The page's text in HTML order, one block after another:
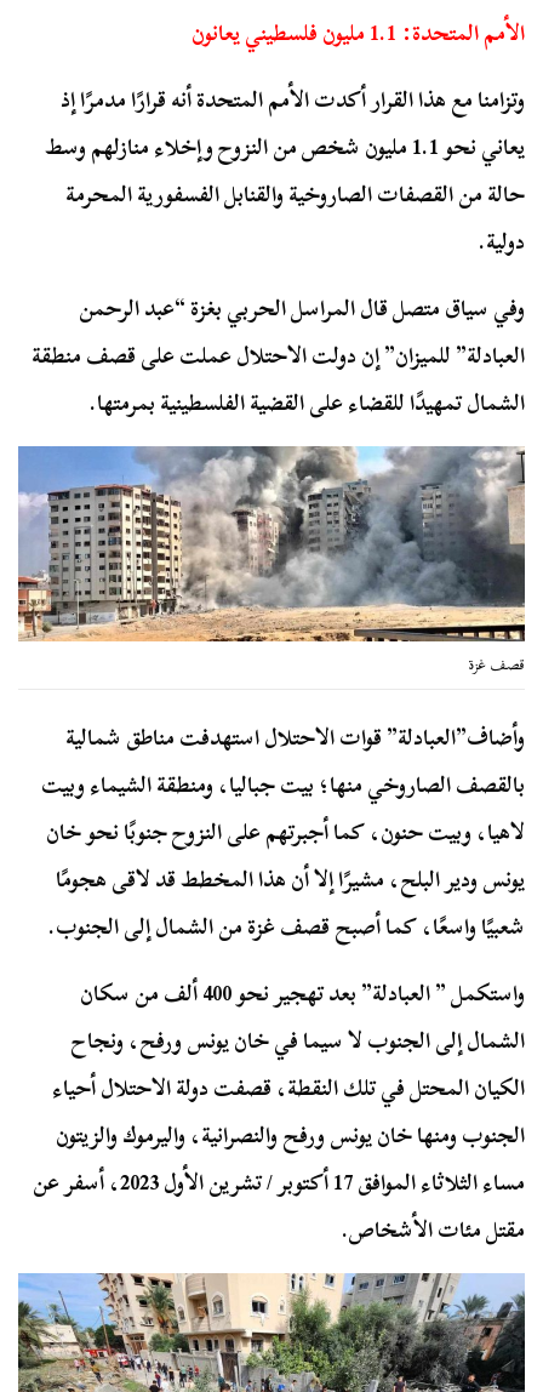
الأمم المتحدة: 1.1 مليون فلسطيني يعانون
وتزامنا مع هذا القرار أكدت الأمم المتحدة أنه قرارًا مدمرًا إذ
يعاني نحو 1.1 مليون شخص من النزوح وإخلاء منازلهم وسط
حالة من القصفات الصاروخية والقنابل الفسفورية المحرمة
دولية.
وفي سياق متصل قال المراسل الحربي بغزة “عبد الرحمن
العبادلة” للميزان” إن دولت الاحتلال عملت على قصف منطقة
الشمال تمهيدًا للقضاء على القضية الفلسطينية بمرمتها.
قصف غزة
وأضاف”العبادلة” قوات الاحتلال استهدفت مناطق شمالية
بالقصف الصاروخي منها؛ بيت جباليا، ومنطقة الشيماء وبيت
لاهيا، وبيت حنون، كما أجبرتهم على النزوح جنوبًا نحو خان
يونس ودير البلح، مشيرًا إلا أن هذا المخطط قد لاقى هجومًا
شعبيًا واسعًا، كما أصبح قصف غزة من الشمال إلى الجنوب.
واستكمل ” العبادلة” بعد تهجير نحو 400 ألف من سكان
الشمال إلى الجنوب لا سيما في خان يونس ورفح، ونجاح
الكيان المحتل في تلك النقطة، قصفت دولة الاحتلال أحياء
الجنوب ومنها خان يونس ورفح والنصرانية، واليرموك والزيتون
مساء الثلاثاء الموافق 17 أكتوبر / تشرين الأول 2023، أسفر عن
مقتل مئات الأشخاص.